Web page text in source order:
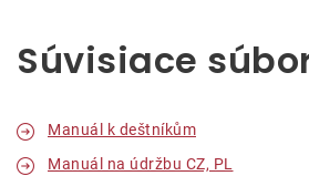
Súvisiace
Manuál k deštníkům
Manuál na údržbu CZ, PL